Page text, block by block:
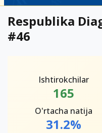
Respublika
#46
Ishtirokchilar
165
O'rtacha natija
31.2%